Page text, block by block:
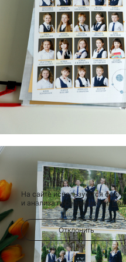
На сайте используются
и анализа посещаемости.
Отклонить